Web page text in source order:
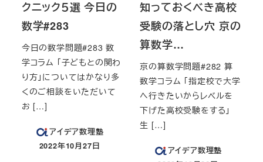
クニック５選 今日の
数学#283
今日の数学問題#283 数
学コラム 「子どもとの関わ
り方」についてはかなり多
くのご相談をいただいて
お […]
アイデア数理塾
投稿日
2022年10月27日
知っておくべき高校
受験の落とし穴 京の
算数学…
京の算数学問題#282 算
数学コラム 「指定校で大学
へ行きたいからレベルを
下げた高校受験をする」
生 […]
アイデア数理塾